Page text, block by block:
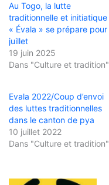
Au Togo, la lutte
traditionnelle et initiatique
« Évala » se prépare pour
juillet
19 juin 2025
Dans "Culture et tradition"
Evala 2022/Coup d’envoi
des luttes traditionnelles
dans le canton de pya
10 juillet 2022
Dans "Culture et tradition"